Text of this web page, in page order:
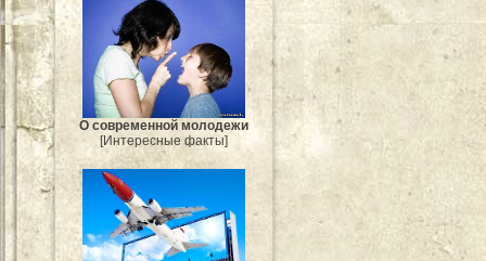
О современной молодежи
[Интересные факты]